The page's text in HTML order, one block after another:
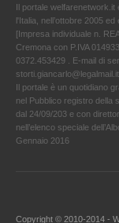
Il portale
l'Italia, nell’ottobre 2005
[Impresa individuale n.
Cremona con P.IVA
0372.453429 . E-mail di
storti.giancarlo@legalmail.it
Il portale è un quotidiano
nel Pubblico registro della
dal 24/09/203 e con
nell’elenco speciale
Gennaio 2016
Copyright © 2010-2014 -